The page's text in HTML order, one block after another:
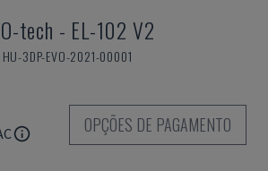
tech - EL-102 V2
HU-3DP-EVO-2021-00001
OPÇÕES DE PAGAMENTO